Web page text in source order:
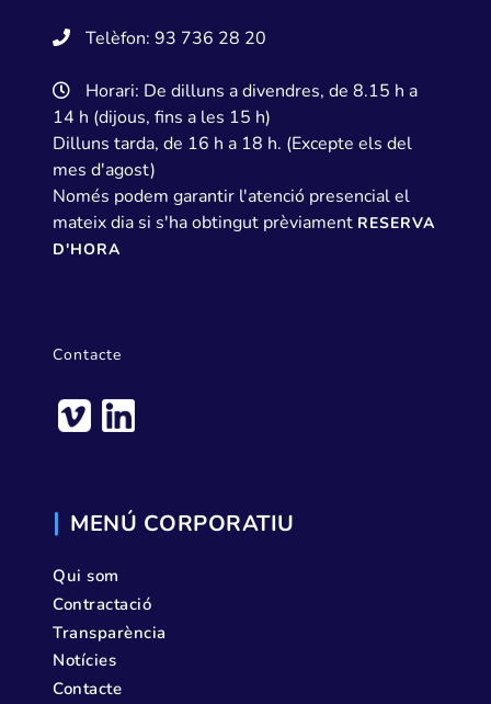
Telèfon: 93 736 28 20
Horari: De dilluns a divendres, de 8.15 h a
14 h (dijous, fins a les 15 h)
Dilluns tarda, de 16 h a 18 h. (Excepte els del
mes d'agost)
Només podem garantir l'atenció presencial el
mateix dia si s'ha obtingut prèviament RESERVA
D'HORA
Contacte
MENÚ CORPORATIU
Qui som
Contractació
Transparència
Notícies
Contacte